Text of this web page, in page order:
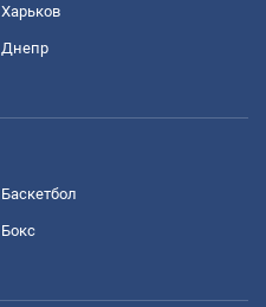
Харьков
Днепр
Баскетбол
Бокс